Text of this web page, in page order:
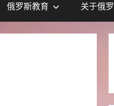
俄罗斯教育 关于俄